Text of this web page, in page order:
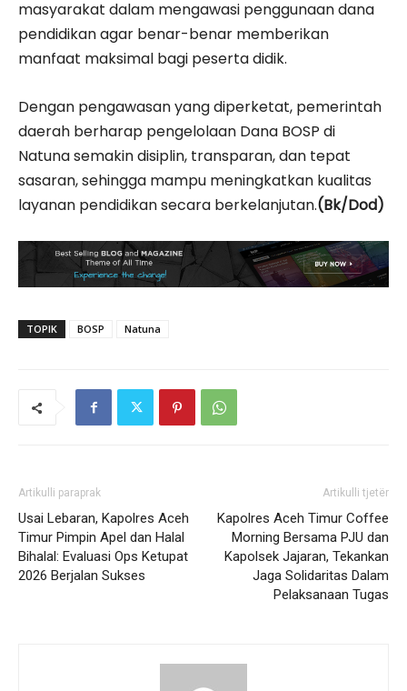
masyarakat dalam mengawasi penggunaan dana
pendidikan agar benar-benar memberikan
manfaat maksimal bagi peserta didik.
Dengan pengawasan yang diperketat, pemerintah
daerah berharap pengelolaan Dana BOSP di
Natuna semakin disiplin, transparan, dan tepat
sasaran, sehingga mampu meningkatkan kualitas
layanan pendidikan secara berkelanjutan.(Bk/Dod)
TOPIK BOSP Natuna
Artikulli paraprak
Usai Lebaran, Kapolres Aceh
Timur Pimpin Apel dan Halal
Bihalal: Evaluasi Ops Ketupat
2026 Berjalan Sukses
Artikulli tjetër
Kapolres Aceh Timur Coffee
Morning Bersama PJU dan
Kapolsek Jajaran, Tekankan
Jaga Solidaritas Dalam
Pelaksanaan Tugas